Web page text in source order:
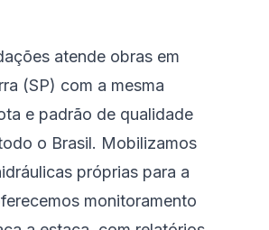
atende obras em
(SP) com a mesma
e padrão de qualidade
o Brasil. Mobilizamos
próprias para a
monitoramento